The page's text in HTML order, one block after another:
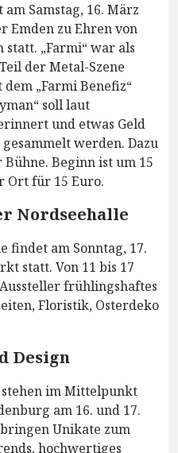
Samstag, 16. März
Emden zu Ehren von
statt. „Farmi“ war als
der Metal-Szene
„Farmi Benefiz“
soll laut
und etwas Geld
werden. Dazu
Bühne. Beginn ist um 15
Ort für 15 Euro.
Nordseehalle
findet am Sonntag, 17.
statt. Von 11 bis 17
frühlingshaftes
Floristik, Osterdeko
Design
stehen im Mittelpunkt
am 16. und 17.
Unikate zum
hochwertiges